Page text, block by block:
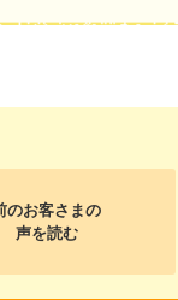
のお客さまの
声を読む